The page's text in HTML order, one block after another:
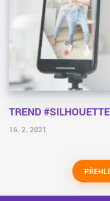
TREND
16. 2. 2021